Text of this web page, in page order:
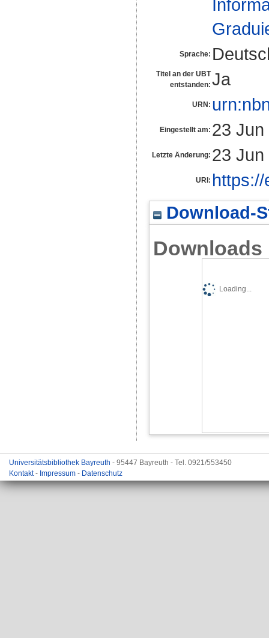
Sprache:
Titel an der UBT
entstanden: Ja
URN:
Eingestellt am: 23
Letzte Änderung: 23
URI:
Download-
Downloads
Loading...
Universitätsbibliothek Bayreuth - 95447 Bayreuth - Tel. 0921/553450
Kontakt- Impressum - Datenschutz